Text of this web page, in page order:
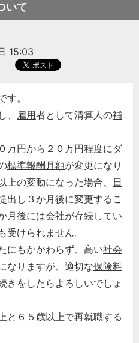
いて
15:03
。
、 雇用者として清算人の補
万円から２０万円程度にダ
標準報酬月額が変更になり
上の変動になった場合、 日
出し３か月後に変更するこ
月後には会社が存続してい
受けられません。
にもかかわらず、高い社会
なりますが、適切な保険料
きをしたらよろしいでしょ
と６５歳以上で再就職する